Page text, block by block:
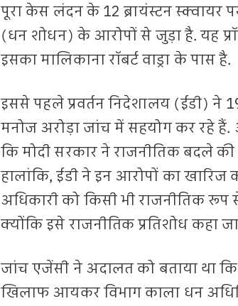
पूरा केस लंदन के 12 ब्रायंस्टन स्क्वायर
(धन शोधन) के आरोपों से जुड़ा है. यह
इसका मालिकाना रॉबर्ट वाड्रा के पास है.
इससे पहले प्रवर्तन निदेशालय (ईडी) ने
मनोज अरोड़ा जांच में सहयोग कर रहे
कि मोदी सरकार ने राजनीतिक बदले
हालांकि, ईडी ने इन आरोपों का खारिज
अधिकारी को किसी भी राजनीतिक रूप
क्योंकि इसे राजनीतिक प्रतिशोध कहा
जांच एजेंसी ने अदालत को बताया था कि
खिलाफ आयकर विभाग काला धन